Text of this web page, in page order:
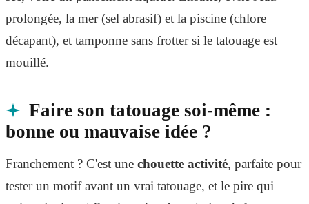
prolongée, la mer (sel abrasif) et la piscine (chlore
décapant), et tamponne sans frotter si le tatouage est
mouillé.
Faire son tatouage soi-même :
bonne ou mauvaise idée ?
Franchement ? C'est une chouette activité, parfaite pour
tester un motif avant un vrai tatouage, et le pire qui